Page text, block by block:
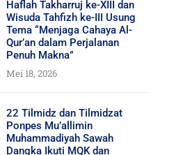
Haflah Takharruj ke-XIII dan
Wisuda Tahfizh ke-III Usung
Tema “Menjaga Cahaya Al-
Qur’an dalam Perjalanan
Penuh Makna”
Mei 18, 2026
22 Tilmidz dan Tilmidzat
Ponpes Mu’allimin
Muhammadiyah Sawah
Dangka Ikuti MQK dan